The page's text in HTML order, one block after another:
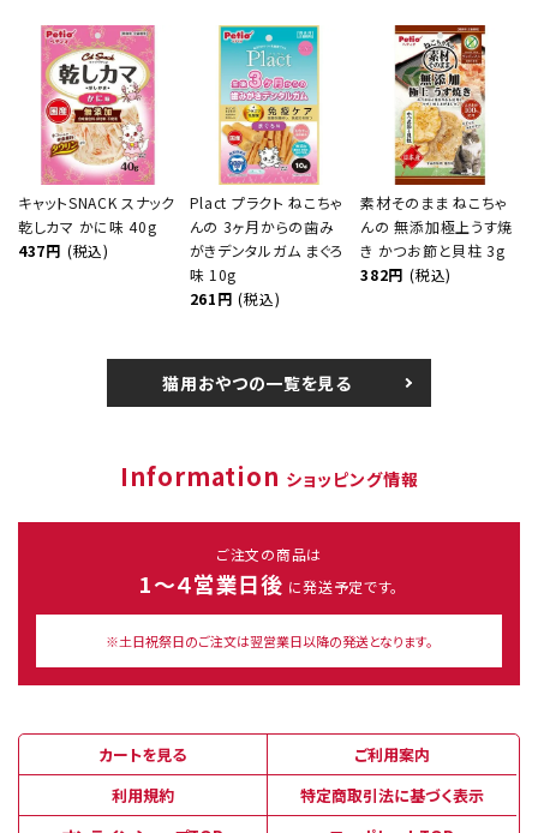
キャットSNACK スナック
乾しカマ かに味 40g
437円 (税込)
Plact プラクト ねこちゃ
んの 3ヶ月からの歯み
がきデンタルガム まぐろ
味 10g
261円 (税込)
素材そのまま ねこちゃ
んの 無添加極上うす焼
き かつお節と貝柱 3g
382円 (税込)
猫用おやつの一覧を見る
Information ショッピング情報
ご注文の商品は
1～４営業日後 に発送予定です。
※土日祝祭日のご注文は翌営業日以降の発送となります。
カートを見る
ご利用案内
利用規約
特定商取引法に基づく表示